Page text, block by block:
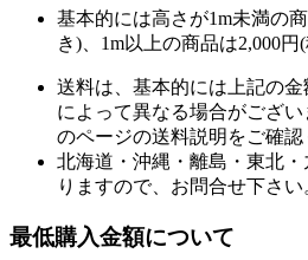
基本的には高さが1m未満の
き)、1m以上の商品は2,000円
送料は、基本的には上記の
によって異なる場合がござ
のページの送料説明をご確認
北海道・沖縄・離島・東北
りますので、お問合せ下さい
最低購入金額について